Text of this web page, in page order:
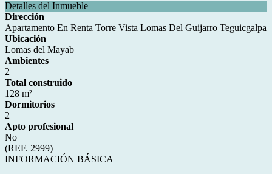
Detalles del Inmueble
Dirección
Apartamento En Renta Torre Vista Lomas Del Guijarro Teguicgalpa
Ubicación
Lomas del Mayab
Ambientes
2
Total construido
128 m²
Dormitorios
2
Apto profesional
No
(REF. 2999)
INFORMACIÓN BÁSICA